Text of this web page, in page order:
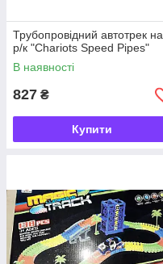
Трубопровідний автотрек на
р/к "Chariots Speed Pipes"
В наявності
827 ₴
Купити